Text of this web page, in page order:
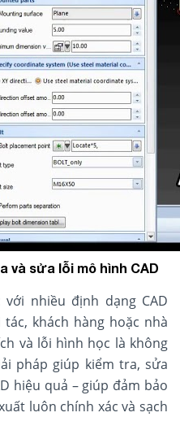
và sửa lỗi mô hình CAD
nhiều định dạng CAD
khách hàng hoặc nhà
và lỗi hình học là không
pháp giúp kiểm tra, sửa
hiệu quả – giúp đảm bảo
luôn chính xác và sạch